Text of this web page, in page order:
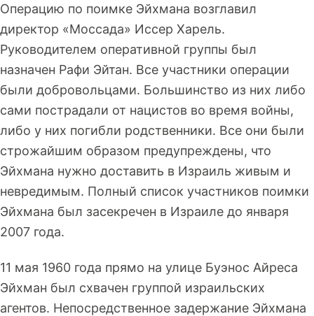
Операцию по поимке Эйхмана возглавил
директор «Моссада» Иссер Харель.
Руководителем оперативной группы был
назначен Рафи Эйтан. Все участники операции
были добровольцами. Большинство из них либо
сами пострадали от нацистов во время войны,
либо у них погибли родственники. Все они были
строжайшим образом предупреждены, что
Эйхмана нужно доставить в Израиль живым и
невредимым. Полный список участников поимки
Эйхмана был засекречен в Израиле до января
2007 года.
11 мая 1960 года прямо на улице Буэнос Айреса
Эйхман был схвачен группой израильских
агентов. Непосредственное задержание Эйхмана